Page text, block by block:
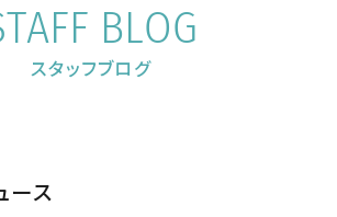
スタッフブログ
BLOG
ース